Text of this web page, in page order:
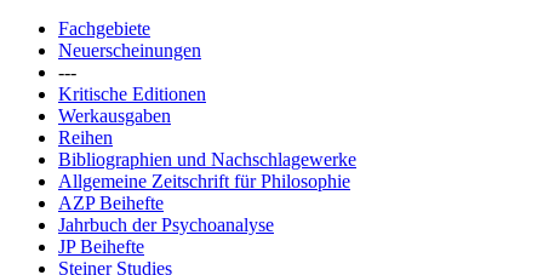
Fachgebiete
Neuerscheinungen
---
Kritische Editionen
Werkausgaben
Reihen
Bibliographien und Nachschlagewerke
Allgemeine Zeitschrift für Philosophie
AZP Beihefte
Jahrbuch der Psychoanalyse
JP Beihefte
Steiner Studies